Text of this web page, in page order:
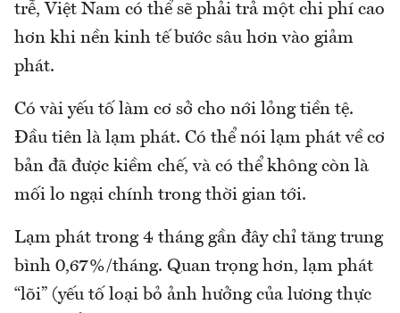
trễ, Việt Nam có thể sẽ phải trả một chi phí cao
hơn khi nền kinh tế bước sâu hơn vào giảm
phát.
Có vài yếu tố làm cơ sở cho nới lỏng tiền tệ.
Đầu tiên là lạm phát. Có thể nói lạm phát về cơ
bản đã được kiềm chế, và có thể không còn là
mối lo ngại chính trong thời gian tới.
Lạm phát trong 4 tháng gần đây chỉ tăng trung
bình 0,67%/tháng. Quan trọng hơn, lạm phát
“lõi” (yếu tố loại bỏ ảnh hưởng của lương thực